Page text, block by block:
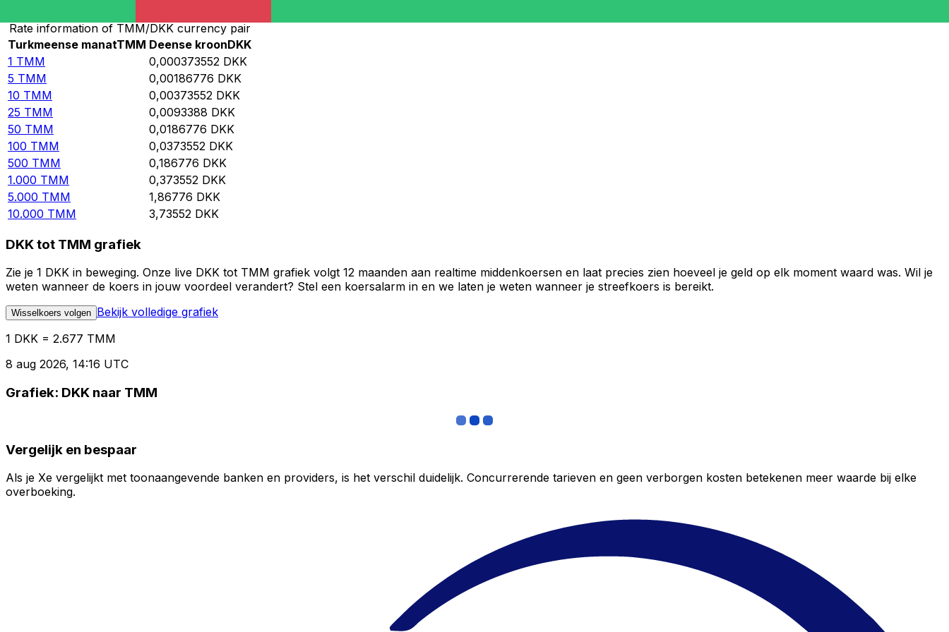
Rate information of TMM/DKK currency pair
Turkmeense manatTMM Deense kroonDKK
1 TMM 0,000373552 DKK
5 TMM 0,00186776 DKK
10 TMM 0,00373552 DKK
25 TMM 0,0093388 DKK
50 TMM 0,0186776 DKK
100 TMM 0,0373552 DKK
500 TMM 0,186776 DKK
1.000 TMM 0,373552 DKK
5.000 TMM 1,86776 DKK
10.000 TMM 3,73552 DKK
DKK tot TMM grafiek
Zie je 1 DKK in beweging. Onze live DKK tot TMM grafiek volgt 12 maanden aan realtime middenkoersen en laat precies zien hoeveel je geld op elk moment waard was. Wil je
weten wanneer de koers in jouw voordeel verandert? Stel een koersalarm in en we laten je weten wanneer je streefkoers is bereikt.
Wisselkoers volgen Bekijk volledige grafiek
1 DKK = 2.677 TMM
8 aug 2026, 14:16 UTC
Grafiek: DKK naar TMM
Vergelijk en bespaar
Als je Xe vergelijkt met toonaangevende banken en providers, is het verschil duidelijk. Concurrerende tarieven en geen verborgen kosten betekenen meer waarde bij elke
overboeking.